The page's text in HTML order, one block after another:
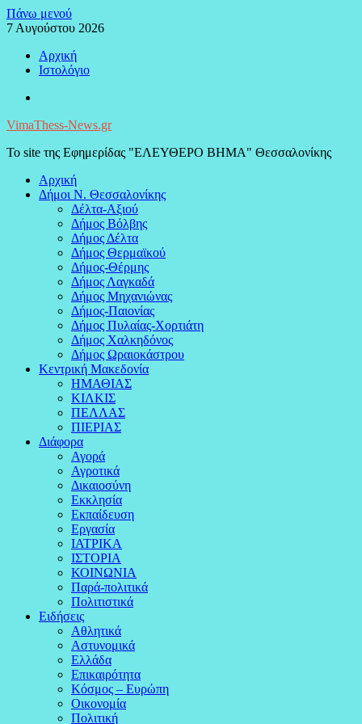
Μεταπηδήστε
στο
Πάνω μενού
7 Αυγούστου 2026
Αρχική
Ιστολόγιο
VimaThess-News.gr
Το site της Εφημερίδας "ΕΛΕΥΘΕΡΟ ΒΗΜΑ" Θεσσαλονίκης
Αρχική
Δήμοι Ν. Θεσσαλονίκης
Δέλτα-Αξιού
Δήμος Βόλβης
Δήμος Δέλτα
Δήμος Θερμαϊκού
Δήμος-Θέρμης
Δήμος Λαγκαδά
Δήμος Μηχανιώνας
Δήμος-Παιονίας
Δήμος Πυλαίας-Χορτιάτη
Δήμος Χαλκηδόνος
Δήμος Ωραιοκάστρου
Κεντρική Μακεδονία
ΗΜΑΘΙΑΣ
ΚΙΛΚΙΣ
ΠΕΛΛΑΣ
ΠΙΕΡΙΑΣ
Διάφορα
Αγορά
Αγροτικά
Δικαιοσύνη
Εκκλησία
Εκπαίδευση
Εργασία
ΙΑΤΡΙΚΑ
ΙΣΤΟΡΙΑ
ΚΟΙΝΩΝΙΑ
Παρά-πολιτικά
Πολιτιστικά
Ειδήσεις
Αθλητικά
Αστυνομικά
Ελλάδα
Επικαιρότητα
Κόσμος – Ευρώπη
Οικονομία
Πολιτική